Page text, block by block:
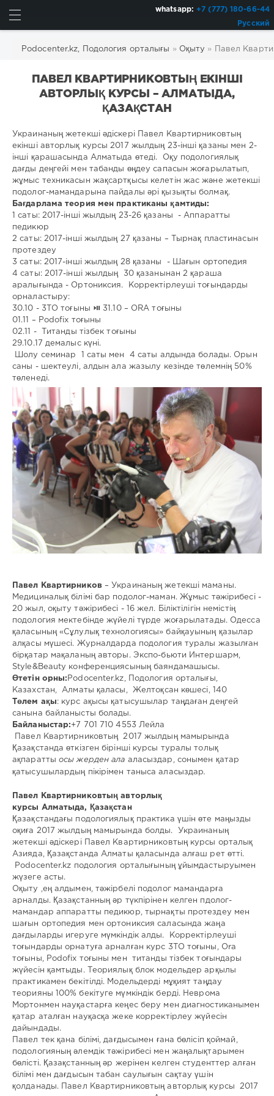
whatsapp:+7 (777) 180-66-44
Русский
Podocenter.kz, Подология орталығы » Оқыту » Павел
ПАВЕЛ КВАРТИРНИКОВТЫҢ ЕКІНШІ
АВТОРЛЫҚ КУРСЫ – АЛМАТЫДА,
ҚАЗАҚСТАН
Украинаның жетекші әдіскері Павел Квартирниковтың
екінші авторлық курсы 2017 жылдың 23-інші қазаны мен 2-
інші қарашасында Алматыда өтеді. Оқу подологиялық
дағды деңгейі мен табанды өңдеу сапасын жоғарылатып,
жұмыс техникасын жақсартқысы келетін жас және жетекші
подолог-мамандарына пайдалы әрі қызықты болмақ.
Бағдарлама теория мен практиканы қамтиды:
1 саты: 2017-інші жылдың 23-26 қазаны - Аппаратты
педикюр
2 саты: 2017-інші жылдың 27 қазаны – Тырнақ пластинасын
протездеу
3 саты: 2017-інші жылдың 28 қазаны - Шағын ортопедия
4 саты: 2017-інші жылдың 30 қазанынан 2 қараша
аралығында - Ортониксия. Корректірлеуші тоғындарды
орналастыру:
30.10 - 3ТО тоғыны ⏯ 31.10 – ORA тоғыны
01.11 – Podofix тоғыны
02.11 - Титанды тізбек тоғыны
29.10.17 демалыс күні.
Шолу семинар 1 саты мен 4 саты алдында болады. Орын
саны - шектеулі, алдын ала жазылу кезінде төлемнің 50%
төленеді.
Павел Квартирников– Украинаның жетекші маманы.
Медициналық білімі бар подолог-маман. Жұмыс тәжірибесі -
20 жыл, оқыту тәжірибесі - 16 жел. Біліктілігін немістің
подология мектебінде жүйелі түрде жоғарылатады. Одесса
қаласының «Сұлулық технологиясы» байқауының қазылар
алқасы мүшесі. Журналдарда подология туралы жазылған
бірқатар мақаланың авторы. Экспо-бьюти Интершарм,
Style&Beauty конференциясының баяндамашысы.
Өтетін орны: Podocenter.kz, Подология орталығы,
Казахстан, Алматы қаласы, Желтоқсан көшесі, 140
Төлем ақы: курс ақысы қатысушылар таңдаған деңгей
санына байланысты болады.
Байланыстар:+7 701 710 4553 Лейла
Павел Квартирниковтың 2017 жылдың мамырында
Қазақстанда өткізген бірінші курсы туралы толық
ақпараттыосы жерден ала аласыздар, сонымен қатар
қатысушылардың пікірімен таныса аласыздар.
Павел Квартирниковтың авторлық
курсы Алматыда, Қазақстан
Қазақстандағы подологиялық практика үшін өте маңызды
оқиға 2017 жылдың мамырында болды. Украинаның
жетекші әдіскері Павел Квартирниковтың курсы орталық
Азияда, Қазақстанда Алматы қаласында алғаш рет өтті.
Podocenter.kz подология орталығының ұйымдастыруымен
жүзеге асты.
Оқыту ,ең алдымен, тәжірбелі подолог мамандарға
арналды. Қазақстанның әр түкпірінен келген пдолог-
мамандар аппаратты педикюр, тырнақты протездеу мен
шағын ортопедия мен ортониксия саласында жаңа
дағдыларды игеруге мүмкіндік алды. Корректірлеуші
тоғындарды орнатуға арналған курс 3ТО тоғыны, Ora
тоғыны, Podofix тоғыны мен титанды тізбек тоғындары
жүйесін қамтыды. Теориялық блок модельдер арқылы
практикамен бекітілді. Модельдерді мұқият таңдау
теорияны 100% бекітуге мүмкіндік берді. Неврома
Мортонмен науқастарға кеңес беру мен диагностиканымен
қатар аталған науқасқа жеке корректірлеу жүйесін
дайындады.
Павел тек қана білімі, дағдысымен ғана бөлісіп қоймай,
подологияның әлемдік тәжірибесі мен жаңалықтарымен
бөлісті. Қазақстанның әр жерінен келген студенттер алған
білімі мен дағдысын табан саулығын сақтау үшін
қолданады. Павел Квартирниковтың авторлық курсы 2017